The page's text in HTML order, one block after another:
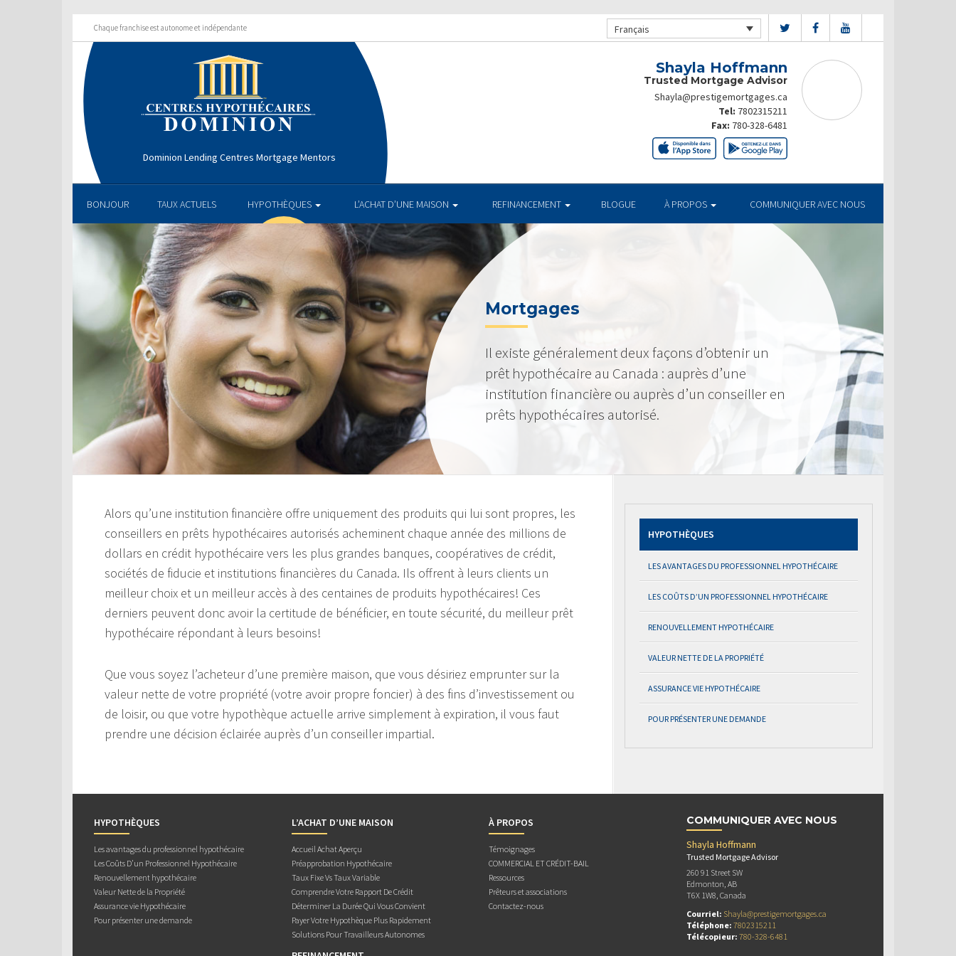
Chaque franchise est autonome et indépendante Français
Dominion Lending Centres Mortgage Mentors
Shayla Hoffmann
Trusted Mortgage Advisor
Shayla@prestigemortgages.ca
Tel: 7802315211
Fax: 780-328-6481
BONJOUR TAUX ACTUELS HYPOTHÈQUES L’ACHAT D’UNE MAISON REFINANCEMENT BLOGUE À PROPOS COMMUNIQUER AVEC NOUS
Mortgages
Il existe généralement deux façons d’obtenir un
prêt hypothécaire au Canada : auprès d’une
institution financière ou auprès d’un conseiller en
prêts hypothécaires autorisé.
Alors qu’une institution financière offre uniquement des produits qui lui sont propres, les
conseillers en prêts hypothécaires autorisés acheminent chaque année des millions de
dollars en crédit hypothécaire vers les plus grandes banques, coopératives de crédit,
sociétés de fiducie et institutions financières du Canada. Ils offrent à leurs clients un
meilleur choix et un meilleur accès à des centaines de produits hypothécaires! Ces
derniers peuvent donc avoir la certitude de bénéficier, en toute sécurité, du meilleur prêt
hypothécaire répondant à leurs besoins!
Que vous soyez l’acheteur d’une première maison, que vous désiriez emprunter sur la
valeur nette de votre propriété (votre avoir propre foncier) à des fins d’investissement ou
de loisir, ou que votre hypothèque actuelle arrive simplement à expiration, il vous faut
prendre une décision éclairée auprès d’un conseiller impartial.
HYPOTHÈQUES
LES AVANTAGES DU PROFESSIONNEL HYPOTHÉCAIRE
LES COÛTS D’UN PROFESSIONNEL HYPOTHÉCAIRE
RENOUVELLEMENT HYPOTHÉCAIRE
VALEUR NETTE DE LA PROPRIÉTÉ
ASSURANCE VIE HYPOTHÉCAIRE
POUR PRÉSENTER UNE DEMANDE
HYPOTHÈQUES
Les avantages du professionnel hypothécaire
Les Coûts D’un Professionnel Hypothécaire
Renouvellement hypothécaire
Valeur Nette de la Propriété
Assurance vie Hypothécaire
Pour présenter une demande
L’ACHAT D’UNE MAISON
Accueil Achat Aperçu
Préapprobation Hypothécaire
Taux Fixe Vs Taux Variable
Comprendre Votre Rapport De Crédit
Déterminer La Durée Qui Vous Convient
Payer Votre Hypothèque Plus Rapidement
Solutions Pour Travailleurs Autonomes
À PROPOS
Témoignages
COMMERCIAL ET CRÉDIT-BAIL
Ressources
Prêteurs et associations
Contactez-nous
COMMUNIQUER AVEC NOUS
Shayla Hoffmann
Trusted Mortgage Advisor
260 91 Street SW
Edmonton, AB
T6X 1W8, Canada
Courriel: Shayla@prestigemortgages.ca
Téléphone: 7802315211
Télécopieur: 780-328-6481